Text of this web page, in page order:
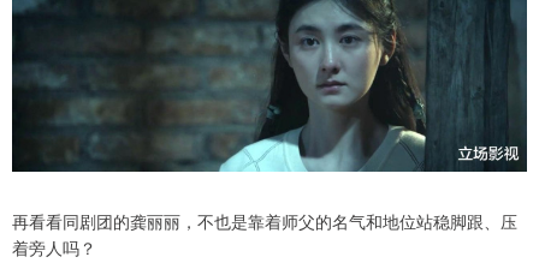
再看看同剧团的龚丽丽，不也是靠着师父的名气和地位站稳脚跟、压
着旁人吗？